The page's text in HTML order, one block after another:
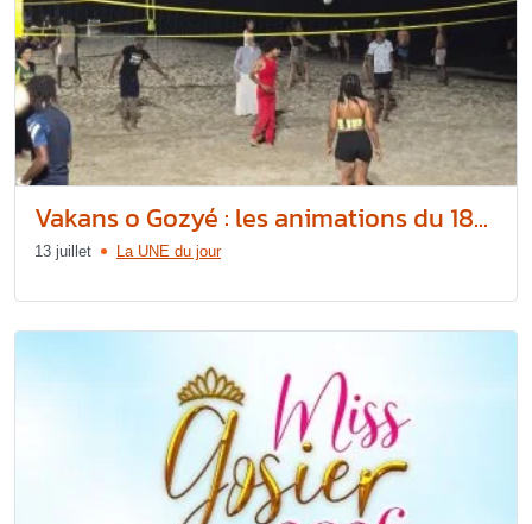
Vakans o Gozyé : les animations du 18...
13 juillet La UNE du jour